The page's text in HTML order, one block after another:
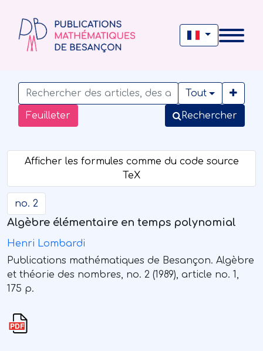
Feuilleter
Tout
Rechercher
no. 2
Algèbre élémentaire en temps polynomial
Henri Lombardi
Publications mathématiques de Besançon. Algèbre
et théorie des nombres, no. 2 (1989), article no. 1,
175 p.